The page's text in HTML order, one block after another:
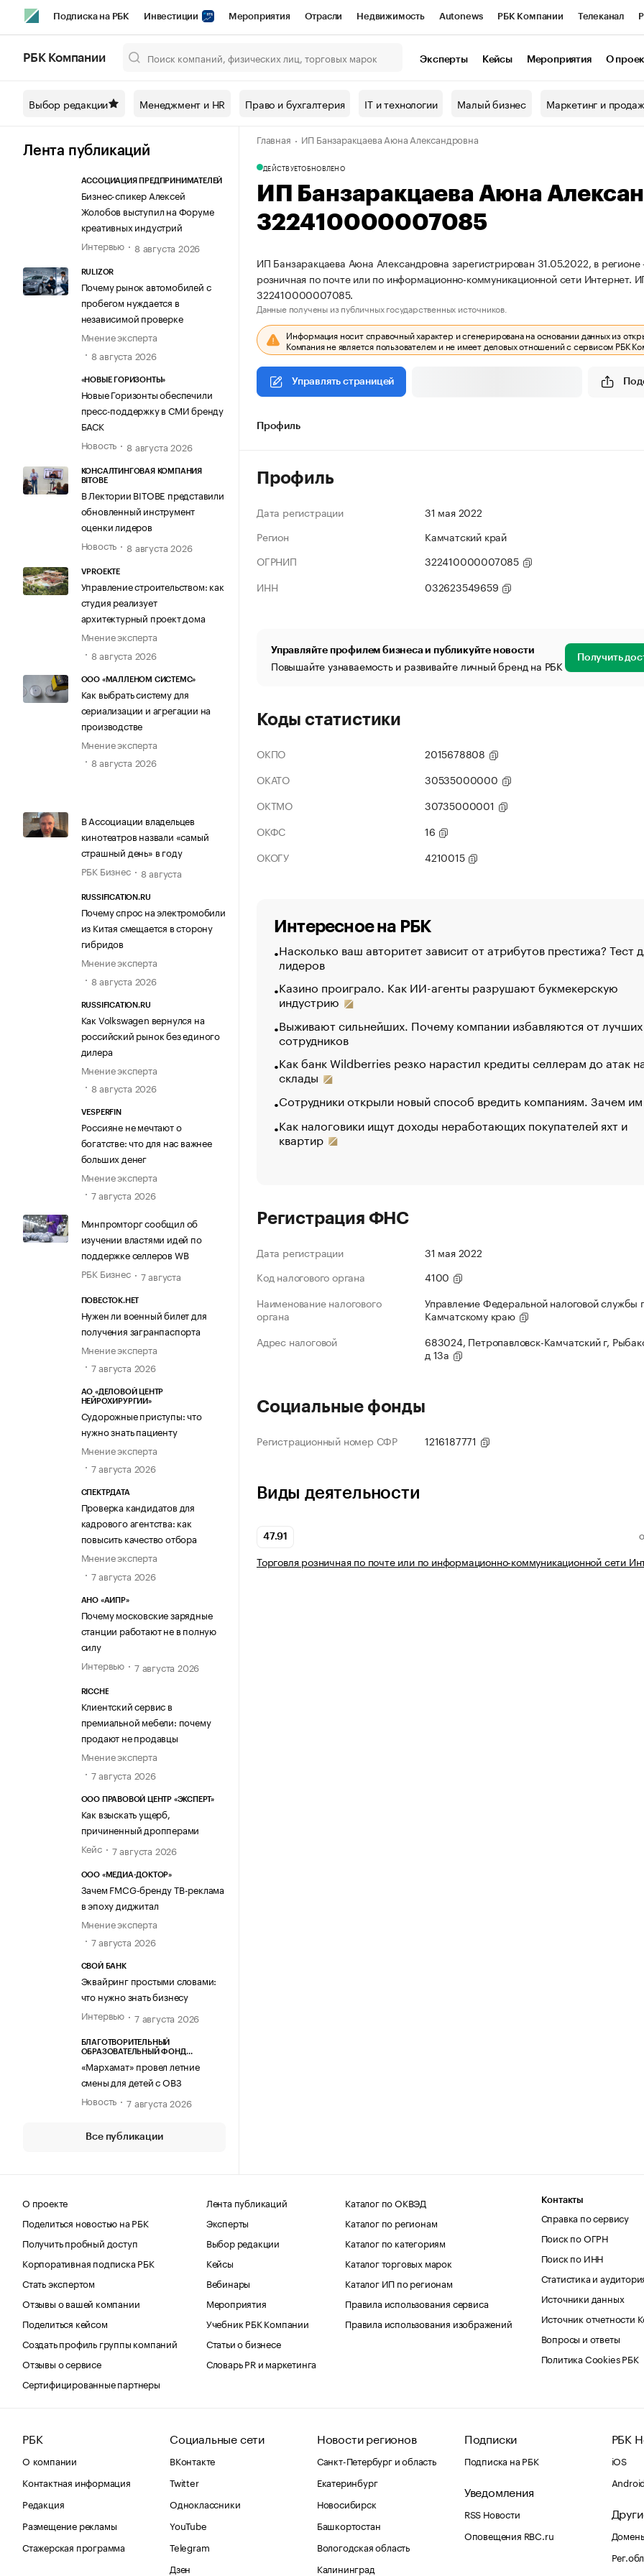
Подписка на РБК Инвестиции Мероприятия Отрасли Недвижимость Autonews РБК Компании Телеканал
Спецпроекты СПб Конференции СПб Спецпроекты Проверка контрагентов
Технологии и медиа Рынок наличной валюты
РБК Компании Эксперты Кейсы Мероприятия О
Выбор редакции Менеджмент и HR Право и бухгалтерия IT и технологии Малый бизнес Маркетинг и
Лента публикаций
АССОЦИАЦИЯ ПРЕДПРИНИМАТЕЛЕЙ
Бизнес-спикер Алексей
Жолобов выступил на Форуме
креативных индустрий
Интервью
8 августа 2026
RULIZOR
Почему рынок автомобилей с
пробегом нуждается в
независимой проверке
Мнение эксперта
8 августа 2026
«НОВЫЕ ГОРИЗОНТЫ»
Новые Горизонты обеспечили
пресс-поддержку в СМИ бренду
БАСК
Новость
8 августа 2026
КОНСАЛТИНГОВАЯ КОМПАНИЯ
BITOBE
В Лектории BITOBE представили
обновленный инструмент
оценки лидеров
Новость
8 августа 2026
VPROEKTE
Управление строительством: как
студия реализует
архитектурный проект дома
Мнение эксперта
8 августа 2026
ООО «МАЛЛЕНОМ СИСТЕМС»
Как выбрать систему для
сериализации и агрегации на
производстве
Мнение эксперта
8 августа 2026
В Ассоциации владельцев
кинотеатров назвали «самый
страшный день» в году
РБК Бизнес
8 августа
RUSSIFICATION.RU
Почему спрос на электромобили
из Китая смещается в сторону
гибридов
Мнение эксперта
8 августа 2026
RUSSIFICATION.RU
Как Volkswagen вернулся на
российский рынок без единого
дилера
Мнение эксперта
8 августа 2026
VESPERFIN
Россияне не мечтают о
богатстве: что для нас важнее
больших денег
Мнение эксперта
7 августа 2026
Минпромторг сообщил об
изучении властями идей по
поддержке селлеров WB
РБК Бизнес
7 августа
ПОВЕСТОК.НЕТ
Нужен ли военный билет для
получения загранпаспорта
Мнение эксперта
7 августа 2026
АО «ДЕЛОВОЙ ЦЕНТР
НЕЙРОХИРУРГИИ»
Судорожные приступы: что
нужно знать пациенту
Мнение эксперта
7 августа 2026
СПЕКТРДАТА
Проверка кандидатов для
кадрового агентства: как
повысить качество отбора
Мнение эксперта
7 августа 2026
АНО «АИПР»
Почему московские зарядные
станции работают не в полную
силу
Интервью
7 августа 2026
RICCHE
Клиентский сервис в
премиальной мебели: почему
продают не продавцы
Мнение эксперта
7 августа 2026
ООО ПРАВОВОЙ ЦЕНТР «ЭКСПЕРТ»
Как взыскать ущерб,
причиненный дропперами
Кейс
7 августа 2026
ООО «МЕДИА-ДОКТОР»
Зачем FMCG-бренду ТВ-реклама
в эпоху диджитал
Мнение эксперта
7 августа 2026
СВОЙ БАНК
Эквайринг простыми словами:
что нужно знать бизнесу
Интервью
7 августа 2026
БЛАГОТВОРИТЕЛЬНЫЙ
ОБРАЗОВАТЕЛЬНЫЙ ФОНД
«Мархамат» провел летние
смены для детей с ОВЗ
Новость
7 августа 2026
Все публикации
Главная ИП Банзаракцаева Аюна Александровна
ДЕЙСТВУЕТОБНОВЛЕНО
ИП Банзаракцаева Аюна
322410000007085
ИП Банзаракцаева Аюна Александровна зарегистрирован 31.05.2022, в
розничная по почте или по информационно-коммуникационной сети
322410000007085.
Данные получены из публичных государственных источников.
Информация носит справочный характер и сгенерирована на основании данных из
Компания не является пользователем и не имеет деловых отношений с сервисом РБК
Управлять страницей
Профиль
Профиль
Дата регистрации
31 мая 2022
Регион
Камчатский край
ОГРНИП
322410000007085
ИНН
032623549659
Управляйте профилем бизнеса и публикуйте новости
Повышайте узнаваемость и развивайте личный бренд на РБК Получить
Коды статистики
ОКПО
2015678808
ОКАТО
30535000000
ОКТМО
30735000001
ОКФС
16
ОКОГУ
4210015
Интересное на РБК
Насколько ваш авторитет зависит от атрибутов престижа? Тест
лидеров
Казино проиграло. Как ИИ-агенты разрушают букмекерскую
индустрию
Выживают сильнейших. Почему компании избавляются от лучших
сотрудников
Как банк Wildberries резко нарастил кредиты селлерам до атак
склады
Сотрудники открыли новый способ вредить компаниям. Зачем
Как налоговики ищут доходы неработающих покупателей яхт и
квартир
Регистрация ФНС
Дата регистрации
31 мая 2022
Код налогового органа
4100
Наименование налогового
органа
Управление Федеральной налоговой службы
Камчатскому краю
Адрес налоговой
683024, Петропавловск-Камчатский г,
д 13а
Социальные фонды
Регистрационный номер СФР 1216187771
Виды деятельности
47.91
Торговля розничная по почте или по информационно-коммуникационной сети
О проекте
Поделиться новостью на РБК
Получить пробный доступ
Корпоративная подписка РБК
Стать экспертом
Отзывы о вашей компании
Поделиться кейсом
Создать профиль группы компаний
Отзывы о сервисе
Сертифицированные партнеры
Лента публикаций
Эксперты
Выбор редакции
Кейсы
Вебинары
Мероприятия
Учебник РБК Компании
Статьи о бизнесе
Словарь PR и маркетинга
Каталог по ОКВЭД
Каталог по регионам
Каталог по категориям
Каталог торговых марок
Каталог ИП по регионам
Правила использования сервиса
Правила использования изображений
Контакты
Справка по сервису
Поиск по ОГРН
Поиск по ИНН
Статистика и
Источники данных
Источник отчетности
Вопросы и ответы
Политика Cookies РБК
РБК
О компании
Контактная информация
Редакция
Размещение рекламы
Стажерская программа
Социальные сети
ВКонтакте
Twitter
Одноклассники
YouTube
Telegram
Дзен
Новости регионов
Санкт-Петербург и область
Екатеринбург
Новосибирск
Башкортостан
Вологодская область
Калининград
Подписки
Подписка на РБК
Уведомления
RSS Новости
Оповещения RBC.ru
РБК
iOS